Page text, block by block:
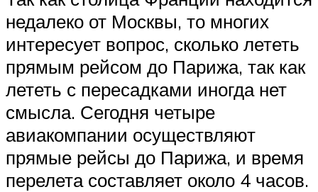
недалеко от Москвы, то многих
интересует вопрос, сколько лететь
прямым рейсом до Парижа, так как
лететь с пересадками иногда нет
смысла. Сегодня четыре
авиакомпании осуществляют
прямые рейсы до Парижа, и время
перелета составляет около 4 часов.